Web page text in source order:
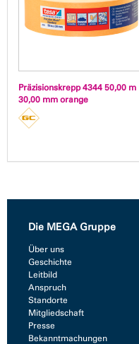
Präzisionskrepp 4344 50,00 m
30,00 mm orange
Die MEGA Gruppe
Über uns
Geschichte
Leitbild
Anspruch
Standorte
Mitgliedschaft
Presse
Bekanntmachungen